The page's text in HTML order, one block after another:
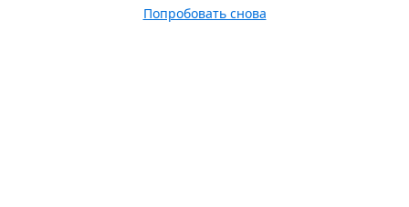
Попробовать снова